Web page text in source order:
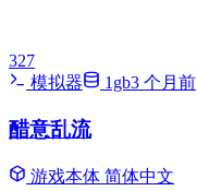
327
模拟器
1gb3 个月前
醋意乱流
游戏本体 简体中文